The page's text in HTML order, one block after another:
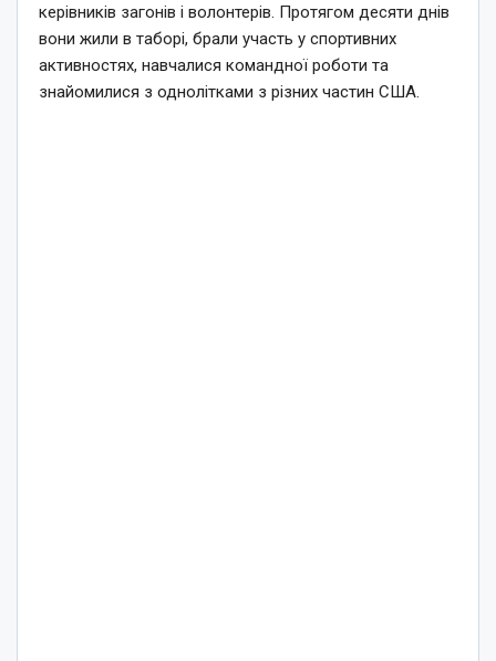
керівників загонів і волонтерів. Протягом десяти днів
вони жили в таборі, брали участь у спортивних
активностях, навчалися командної роботи та
знайомилися з однолітками з різних частин США.